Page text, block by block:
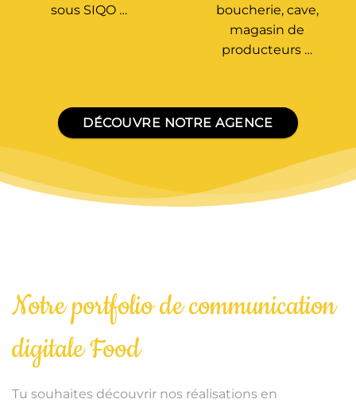
sous SIQO …
boucherie, cave,
magasin de
producteurs …
DÉCOUVRE NOTRE AGENCE
Notre portfolio de communication
digitale Food
Tu souhaites découvrir nos réalisations en